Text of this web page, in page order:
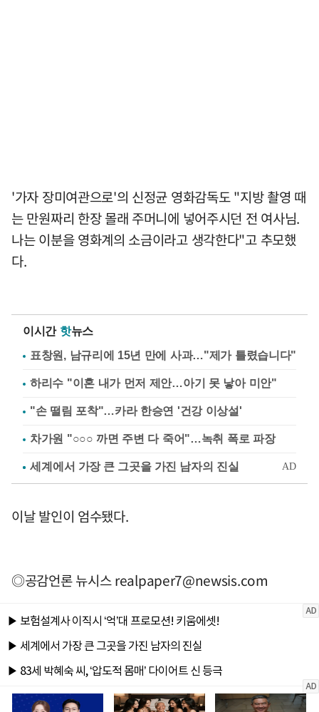
'가자 장미여관으로'의 신정균 영화감독도 "지방 촬영 때
는 만원짜리 한장 몰래 주머니에 넣어주시던 전 여사님.
나는 이분을 영화계의 소금이라고 생각한다"고 추모했
다.
이시간 핫뉴스
표창원, 남규리에 15년 만에 사과…"제가 틀렸습니다"
하리수 "이혼 내가 먼저 제안…아기 못 낳아 미안"
"손 떨림 포착"…카라 한승연 '건강 이상설'
차가원 "○○○ 까면 주변 다 죽어"…녹취 폭로 파장
이날 발인이 엄수됐다.
◎공감언론 뉴시스realpaper7@newsis.com